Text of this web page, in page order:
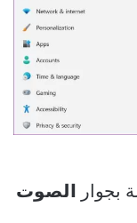
بجوار الصوت